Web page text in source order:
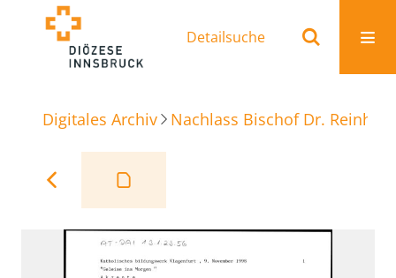
Detailsuche
Digitales Archiv Nachlass Bischof Dr.